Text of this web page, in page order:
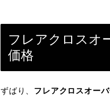
フレアクロスオ
価格
ずばり、 フレアクロスオー